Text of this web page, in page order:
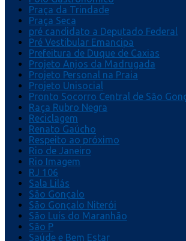
Praça da Trindade
Praça Seca
pré candidato a Deputado Federal
Pré Vestibular Emancipa
Prefeitura de Duque de Caxias
Projeto Anjos da Madrugada
Projeto Personal na Praia
Projeto Unisocial
Pronto Socorro Central de São
Raça Rubro Negra
Reciclagem
Renato Gaúcho
Respeito ao próximo
Rio de Janeiro
Rio Imagem
RJ 106
Sala Lilás
São Gonçalo
São Gonçalo Niterói
São Luís do Maranhão
São P
Saúde e Bem Estar